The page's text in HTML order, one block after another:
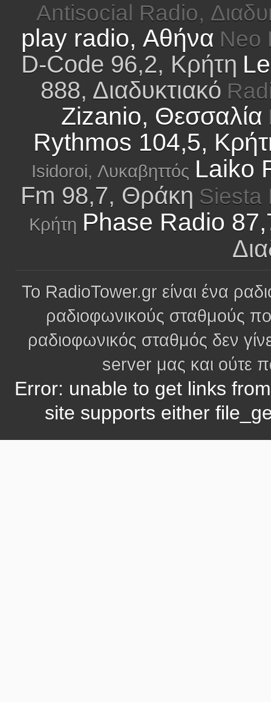
Antisocial Radio,
play radio, Αθήνα Neo
D-Code 96,2, Κρήτη
888, Διαδυκτιακό
Zizanio, Θεσσαλία
Rythmos 104,5,
Isidoroi, Λυκαβηττός Laiko
Fm 98,7, Θράκη Siesta
Κρήτη Phase Radio
Το RadioTower.gr είναι ένα
ραδιοφωνικούς σταθμούς
ραδιοφωνικός σταθμός δεν
server μας και ούτε
Error: unable to get links
site supports either